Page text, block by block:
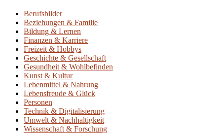
Berufsbilder
Beziehungen & Familie
Bildung & Lernen
Finanzen & Karriere
Freizeit & Hobbys
Geschichte & Gesellschaft
Gesundheit & Wohlbefinden
Kunst & Kultur
Lebenmittel & Nahrung
Lebensfreude & Glück
Personen
Technik & Digitalisierung
Umwelt & Nachhaltigkeit
Wissenschaft & Forschung